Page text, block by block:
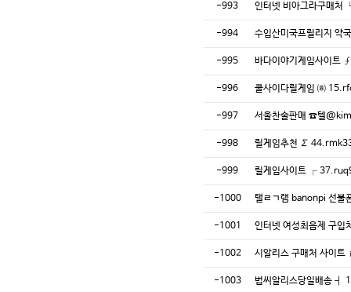
-993 인터넷 비아그라구매
-994 수입산미국프릴리지
-995 바다이야기게임사이
-996 쿨사이다릴게임 ㈍
-997 서울찬술판매 ☎️텔
-998 릴게임추천 ∑
-999 릴게임사이트 ┌
-1000 탤ㄹㄱ램 banonpi 선불
-1001 인터넷 여성최음제 구
-1002 시알리스 구매처 사이
-1003 법씨알리스당일배송